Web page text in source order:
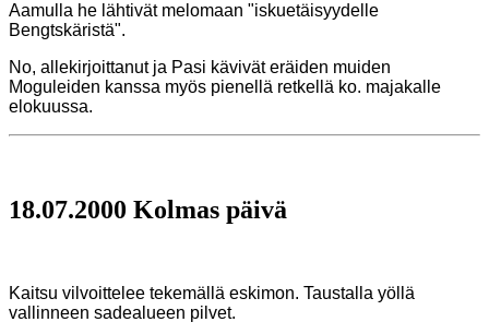
Aamulla he lähtivät melomaan "iskuetäisyydelle
Bengtskäristä".
No, allekirjoittanut ja Pasi kävivät eräiden muiden
Moguleiden kanssa myös pienellä retkellä ko. majakalle
elokuussa.
18.07.2000 Kolmas päivä
Kaitsu vilvoittelee tekemällä eskimon. Taustalla yöllä
vallinneen sadealueen pilvet.